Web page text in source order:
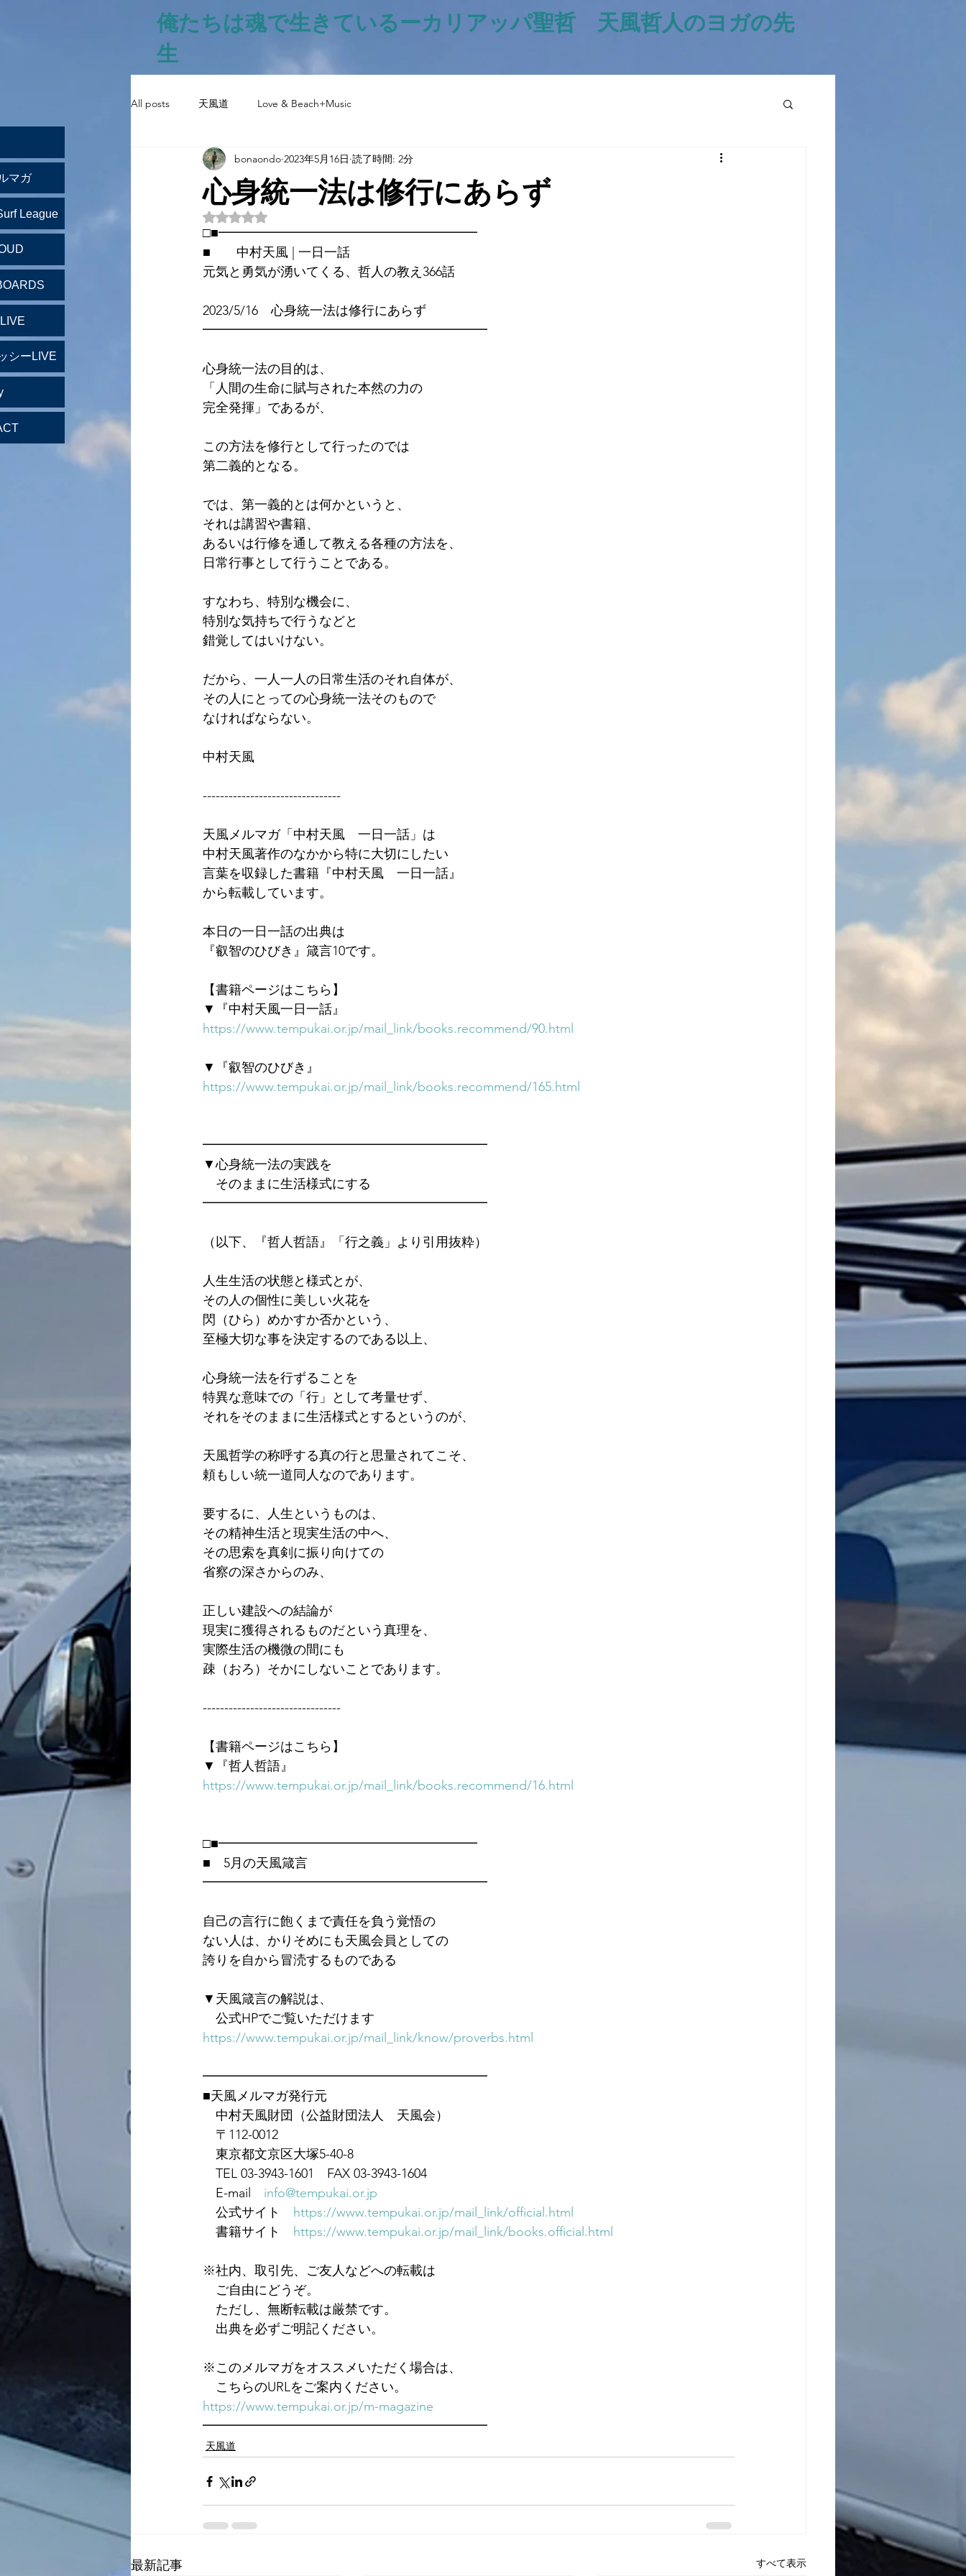
俺たちは魂で生きているー​カリアッパ聖哲 天風哲人のヨガの先
生
All posts 天風道 Love & Beach+Music
心身統一法は修行にあらず
bonaondo 2023年5月16日 読了時間: 2分
5つ星のうちNaNと評価されています。
□■━━━━━━━━━━━━━━━━━━━━
■　　中村天風 | 一日一話
元気と勇気が湧いてくる、哲人の教え366話
2023/5/16　心身統一法は修行にあらず
━━━━━━━━━━━━━━━━━━━━━━
心身統一法の目的は、
「人間の生命に賦与された本然の力の
完全発揮」であるが、
この方法を修行として行ったのでは
第二義的となる。
では、第一義的とは何かというと、
それは講習や書籍、
あるいは行修を通して教える各種の方法を、
日常行事として行うことである。
すなわち、特別な機会に、
特別な気持ちで行うなどと
錯覚してはいけない。
だから、一人一人の日常生活のそれ自体が、
その人にとっての心身統一法そのもので
なければならない。
中村天風
--------------------------------
天風メルマガ「中村天風　一日一話」は
中村天風著作のなかから特に大切にしたい
言葉を収録した書籍『中村天風　一日一話』
から転載しています。
本日の一日一話の出典は
『叡智のひびき』箴言10です。
【書籍ページはこちら】
▼『中村天風一日一話』
https://www.tempukai.or.jp/mail_link/books.recommend/90.html
▼『叡智のひびき』
https://www.tempukai.or.jp/mail_link/books.recommend/165.html
━━━━━━━━━━━━━━━━━━━━━━
▼心身統一法の実践を
そのままに生活様式にする
━━━━━━━━━━━━━━━━━━━━━━
（以下、『哲人哲語』「行之義」より引用抜粋）
人生生活の状態と様式とが、
その人の個性に美しい火花を
閃（ひら）めかすか否かという、
至極大切な事を決定するのである以上、
心身統一法を行ずることを
特異な意味での「行」として考量せず、
それをそのままに生活様式とするというのが、
天風哲学の称呼する真の行と思量されてこそ、
頼もしい統一道同人なのであります。
要するに、人生というものは、
その精神生活と現実生活の中へ、
その思索を真剣に振り向けての
省察の深さからのみ、
正しい建設への結論が
現実に獲得されるものだという真理を、
実際生活の機微の間にも
疎（おろ）そかにしないことであります。
--------------------------------
【書籍ページはこちら】
▼『哲人哲語』
https://www.tempukai.or.jp/mail_link/books.recommend/16.html
□■━━━━━━━━━━━━━━━━━━━━
■　5月の天風箴言
━━━━━━━━━━━━━━━━━━━━━━
自己の言行に飽くまで責任を負う覚悟の
ない人は、かりそめにも天風会員としての
誇りを自から冒涜するものである
▼天風箴言の解説は、
公式HPでご覧いただけます
https://www.tempukai.or.jp/mail_link/know/proverbs.html
━━━━━━━━━━━━━━━━━━━━━━
■天風メルマガ発行元
中村天風財団（公益財団法人　天風会）
〒112-0012
東京都文京区大塚5-40-8
TEL 03-3943-1601　FAX 03-3943-1604
E-mail info@tempukai.or.jp
公式サイト https://www.tempukai.or.jp/mail_link/official.html
書籍サイト https://www.tempukai.or.jp/mail_link/books.official.html
※社内、取引先、ご友人などへの転載は
ご自由にどうぞ。
ただし、無断転載は厳禁です。
出典を必ずご明記ください。
※このメルマガをオススメいただく場合は、
こちらのURLをご案内ください。
https://www.tempukai.or.jp/m-magazine
━━━━━━━━━━━━━━━━━━━━━━
天風道
最新記事 すべて表示
マガ
League
シーLIVE